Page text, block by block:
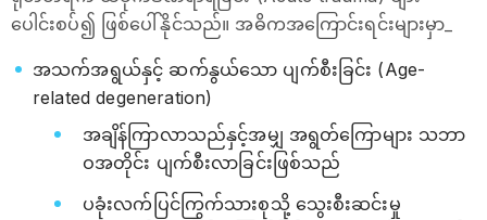
ပေါင်းစပ်၍ ဖြစ်ပေါ်နိုင်သည်။ အဓိကအကြောင်းရင်းများမှာ_
အသက်အရွယ်နှင့် ဆက်နွယ်သော ပျက်စီးခြင်း (Age-
related degeneration)
အချိန်ကြာလာသည်နှင့်အမျှ အရွတ်ကြောများ သဘာ
ဝအတိုင်း ပျက်စီးလာခြင်းဖြစ်သည်
ပခုံးလက်ပြင်ကြွက်သားစုသို့ သွေးစီးဆင်းမှု